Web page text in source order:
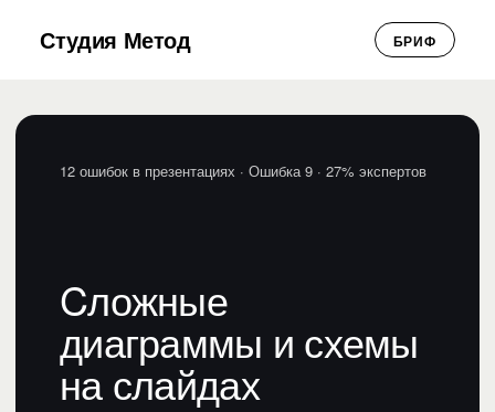
Студия Метод БРИФ
12 ошибок в презентациях · Ошибка 9 · 27% экспертов
Cложные
диаграммы и схемы
на слайдах